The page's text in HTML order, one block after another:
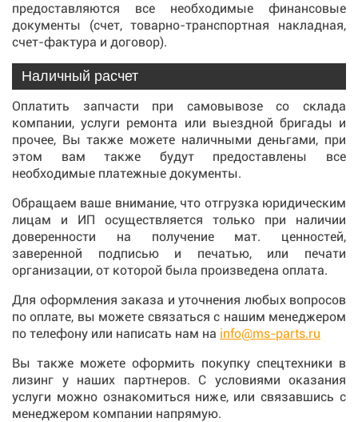
предоставляются все необходимые финансовые
документы (счет, товарно-транспортная накладная,
счет-фактура и договор).
Наличный расчет
Оплатить запчасти при самовывозе со склада
компании, услуги ремонта или выездной бригады и
прочее, Вы также можете наличными деньгами, при
этом вам также будут предоставлены все
необходимые платежные документы.
Обращаем ваше внимание, что отгрузка юридическим
лицам и ИП осуществляется только при наличии
доверенности на получение мат. ценностей,
заверенной подписью и печатью, или печати
организации, от которой была произведена оплата.
Для оформления заказа и уточнения любых вопросов
по оплате, вы можете связаться с нашим менеджером
по телефону или написать нам на info@ms-parts.ru
Вы также можете оформить покупку спецтехники в
лизинг у наших партнеров. С условиями оказания
услуги можно ознакомиться ниже, или связавшись с
менеджером компании напрямую.